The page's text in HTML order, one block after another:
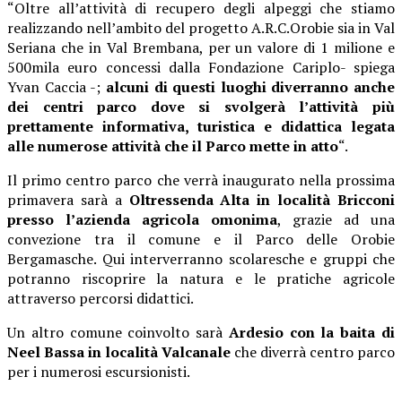
“Oltre all’attività di recupero degli alpeggi che stiamo
realizzando nell’ambito del progetto A.R.C.Orobie sia in Val
Seriana che in Val Brembana, per un valore di 1 milione e
500mila euro concessi dalla Fondazione Cariplo- spiega
Yvan Caccia -; alcuni di questi luoghi diverranno anche
dei centri parco dove si svolgerà l’attività più
prettamente informativa, turistica e didattica legata
alle numerose attività che il Parco mette in atto“.
Il primo centro parco che verrà inaugurato nella prossima
primavera sarà a Oltressenda Alta in località Bricconi
presso l’azienda agricola omonima, grazie ad una
convezione tra il comune e il Parco delle Orobie
Bergamasche. Qui interverranno scolaresche e gruppi che
potranno riscoprire la natura e le pratiche agricole
attraverso percorsi didattici.
Un altro comune coinvolto sarà Ardesio con la baita di
Neel Bassa in località Valcanale che diverrà centro parco
per i numerosi escursionisti.